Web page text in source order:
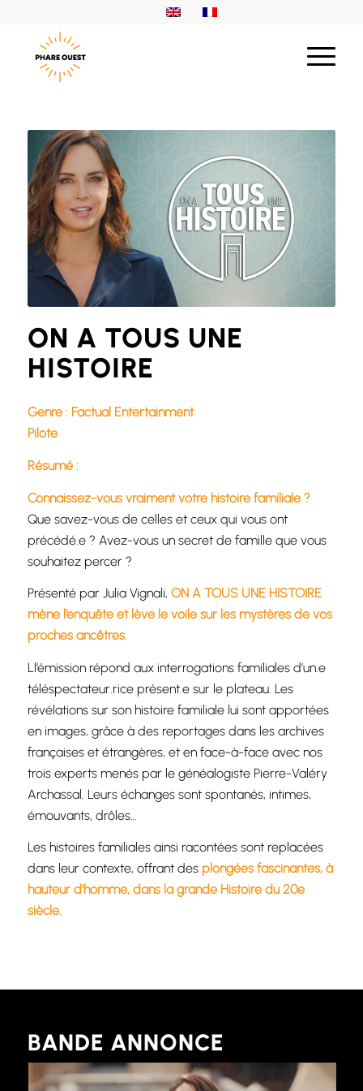
ON A TOUS UNE
HISTOIRE
Genre : Factual Entertainment
Pilote
Résumé :
Connaissez-vous vraiment votre histoire familiale ?
Que savez-vous de celles et ceux qui vous ont
précédé.e ? Avez-vous un secret de famille que vous
souhaitez percer ?
Présenté par Julia Vignali, ON A TOUS UNE HISTOIRE
mène l’enquête et lève le voile sur les mystères de vos
proches ancêtres.
Ll’émission répond aux interrogations familiales d’un.e
téléspectateur.rice présent.e sur le plateau. Les
révélations sur son histoire familiale lui sont apportées
en images, grâce à des reportages dans les archives
françaises et étrangères, et en face-à-face avec nos
trois experts menés par le généalogiste Pierre-Valéry
Archassal. Leurs échanges sont spontanés, intimes,
émouvants, drôles…
Les histoires familiales ainsi racontées sont replacées
dans leur contexte, offrant des plongées fascinantes, à
hauteur d’homme, dans la grande Histoire du 20e
siècle.
BANDE ANNONCE